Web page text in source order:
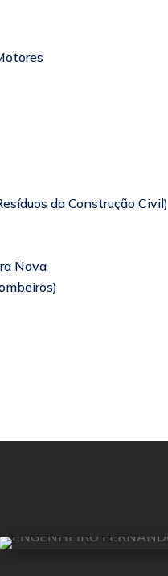
da Construção Civil)
Nova